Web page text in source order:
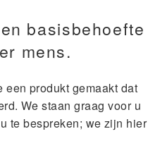
basisbehoefte
mens.
produkt gemaakt dat
We staan graag voor u
te bespreken; we zijn hier